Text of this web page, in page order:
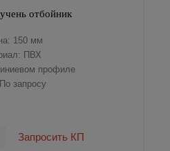
отбойник
150 мм
ПВХ
профиле
запросу
Запросить КП